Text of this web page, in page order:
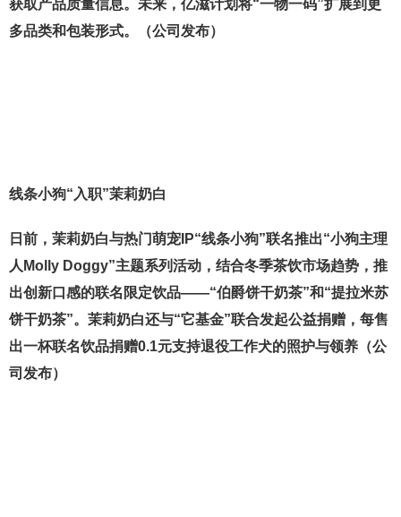
获取产品质量信息。未来，亿滋计划将“一物一码”扩展到更
多品类和包装形式。（公司发布）
线条小狗“入职”茉莉奶白
日前，茉莉奶白与热门萌宠IP“线条小狗”联名推出“小狗主理
人Molly Doggy”主题系列活动，结合冬季茶饮市场趋势，推
出创新口感的联名限定饮品——“伯爵饼干奶茶”和“提拉米苏
饼干奶茶”。茉莉奶白还与“它基金”联合发起公益捐赠，每售
出一杯联名饮品捐赠0.1元支持退役工作犬的照护与领养（公
司发布）